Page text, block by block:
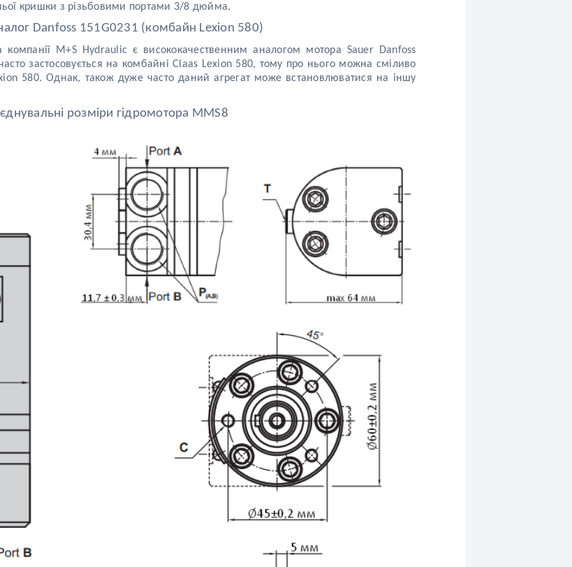
кришки з різьбовими портами 3/8 дюйма.
Danfoss 151G0231 (комбайн Lexion 580)
компанії M+S Hydraulic є висококачественним аналогом мотора Sauer Danfoss
застосовується на комбайні Claas Lexion 580, тому про нього можна сміливо
580. Однак, також дуже часто даний агрегат може встановлюватися на іншу
розміри гідромотора MMS8